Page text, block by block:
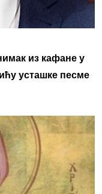
из кафане у
усташке песме